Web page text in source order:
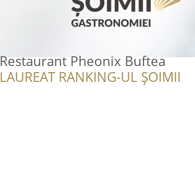
Restaurant Pheonix Buftea
LAUREAT RANKING-UL ȘOIMII